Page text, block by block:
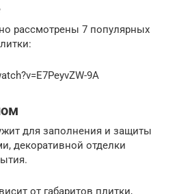
рассмотрены 7 популярных
9A
для заполнения и защиты
декоративной отделки
от габаритов плитки,